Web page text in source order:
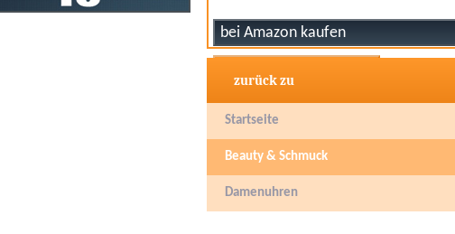
zurück zu
Startseite
Beauty & Schmuck
Damenuhren